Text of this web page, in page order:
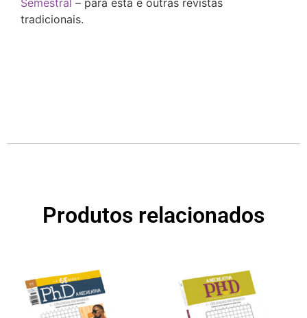
tradicionais.
Produtos relacionados